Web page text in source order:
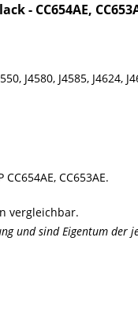
- CC654AE,
J4580, J4585, J4624,
CC653AE.
vergleichbar.
und sind Eigentum der